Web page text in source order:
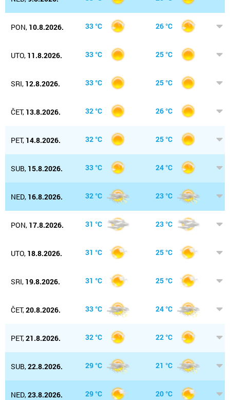
PON, 10.8.2026. 33 °C 26 °C
UTO, 11.8.2026. 33 °C 25 °C
SRI, 12.8.2026. 33 °C 25 °C
ČET, 13.8.2026. 32 °C 26 °C
PET, 14.8.2026. 32 °C 25 °C
SUB, 15.8.2026. 33 °C 24 °C
NED, 16.8.2026. 32 °C 23 °C
PON, 17.8.2026. 31 °C 23 °C
UTO, 18.8.2026. 31 °C 25 °C
SRI, 19.8.2026. 31 °C 25 °C
ČET,20.8.2026. 33 °C 24 °C
PET,21.8.2026. 32 °C 22 °C
SUB,22.8.2026. 29 °C 21 °C
NED,23.8.2026. 29 °C 20 °C